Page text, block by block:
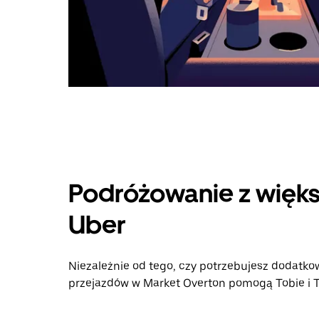
Podróżowanie z
Uber
Niezależnie od tego, czy potrzebujesz
przejazdów w Market Overton pomogą Tobie i